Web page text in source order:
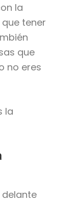
la
tener
que
no eres
la